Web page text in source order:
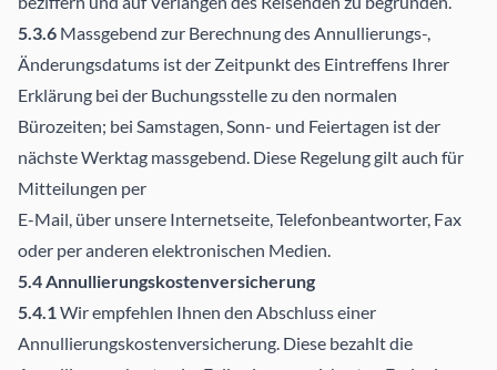
5.3.6 Massgebend zur Berechnung des Annullierungs-,
Änderungsdatums ist der Zeitpunkt des Eintreffens Ihrer
Erklärung bei der Buchungsstelle zu den normalen
Bürozeiten; bei Samstagen, Sonn- und Feiertagen ist der
nächste Werktag massgebend. Diese Regelung gilt auch für
Mitteilungen per
E-Mail, über unsere Internetseite, Telefonbeantworter, Fax
oder per anderen elektronischen Medien.
5.4 Annullierungskostenversicherung
5.4.1Wir empfehlen Ihnen den Abschluss einer
Annullierungskostenversicherung. Diese bezahlt die